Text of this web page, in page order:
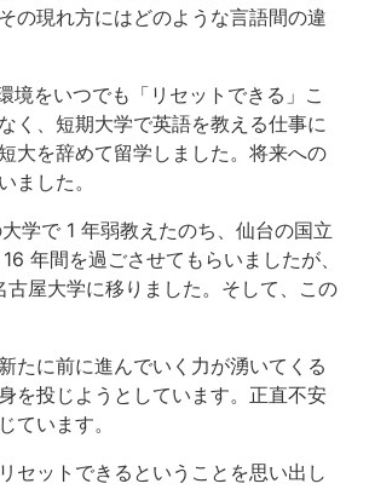
の現れ方にはどのような言語間の違
をいつでも「リセットできる」こ
く、短期大学で英語を教える仕事に
大を辞めて留学しました。将来への
ました。
学で 1 年弱教えたのち、仙台の国立
年間を過ごさせてもらいましたが、
屋大学に移りました。そして、この
たに前に進んでいく力が湧いてくる
を投じようとしています。正直不安
ています。
セットできるということを思い出し